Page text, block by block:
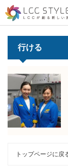
行ける
トップページに戻